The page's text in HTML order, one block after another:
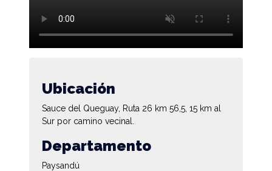
Ubicación
Sauce del Queguay, Ruta 26 km 56,5, 15 km al
Sur por camino vecinal.
Departamento
Paysandú